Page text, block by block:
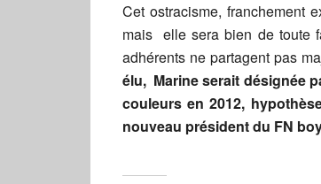
Cet ostracisme, franchement
mais elle sera bien de toute
adhérents ne partagent pas
élu, Marine serait désignée
couleurs en 2012,
nouveau président du FN